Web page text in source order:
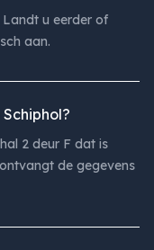
u eerder of
aan.
2 deur F dat is
de gegevens